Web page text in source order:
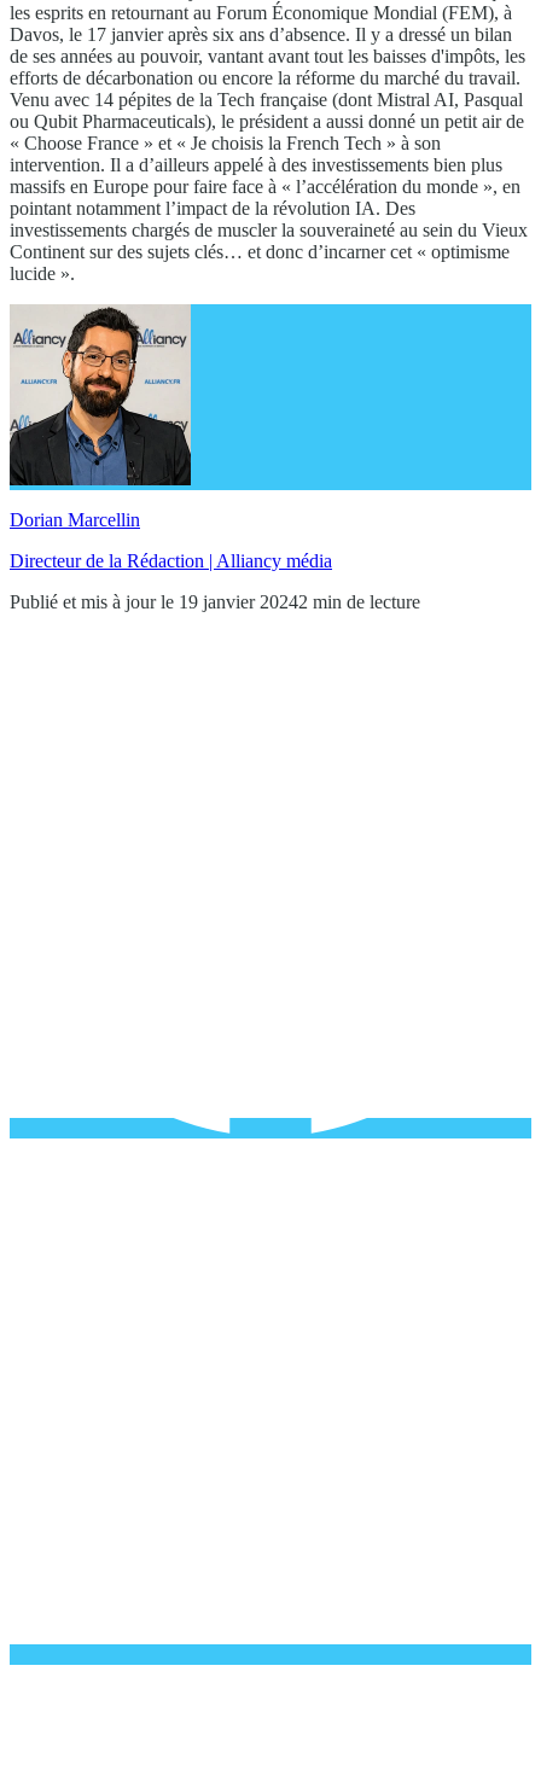
les esprits en retournant au Forum Économique Mondial (FEM), à
Davos, le 17 janvier après six ans d’absence. Il y a dressé un bilan
de ses années au pouvoir, vantant avant tout les baisses d'impôts, les
efforts de décarbonation ou encore la réforme du marché du travail.
Venu avec 14 pépites de la Tech française (dont Mistral AI, Pasqual
ou Qubit Pharmaceuticals), le président a aussi donné un petit air de
« Choose France » et « Je choisis la French Tech » à son
intervention. Il a d’ailleurs appelé à des investissements bien plus
massifs en Europe pour faire face à « l’accélération du monde », en
pointant notamment l’impact de la révolution IA. Des
investissements chargés de muscler la souveraineté au sein du Vieux
Continent sur des sujets clés… et donc d’incarner cet « optimisme
lucide ».
Dorian Marcellin
Directeur de la Rédaction | Alliancy média
Publié et mis à jour le 19 janvier 20242 min de lecture